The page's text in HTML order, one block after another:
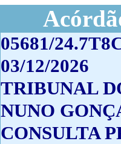
05681/
03/12/2026
TRIBUNAL
NUNO
CONSULTA